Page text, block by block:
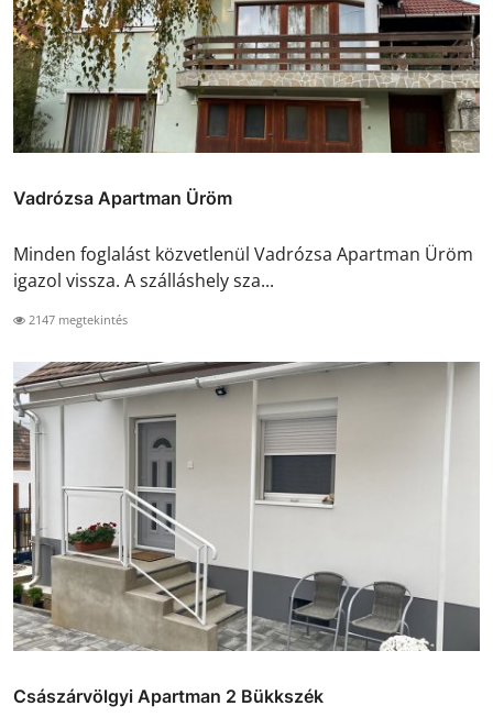
Vadrózsa Apartman Üröm
Minden foglalást közvetlenül Vadrózsa Apartman Üröm
igazol vissza. A szálláshely sza...
2147 megtekintés
Császárvölgyi Apartman 2 Bükkszék